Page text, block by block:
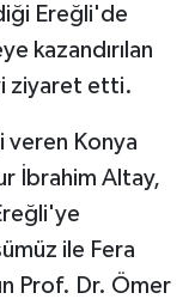
Ereğli'de
kazandırılan
ziyaret etti.
veren Konya
İbrahim Altay,
ile Fera
Prof. Dr. Ömer